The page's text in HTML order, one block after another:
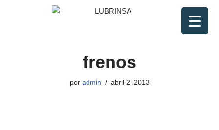
frenos
por admin abril 2, 2013